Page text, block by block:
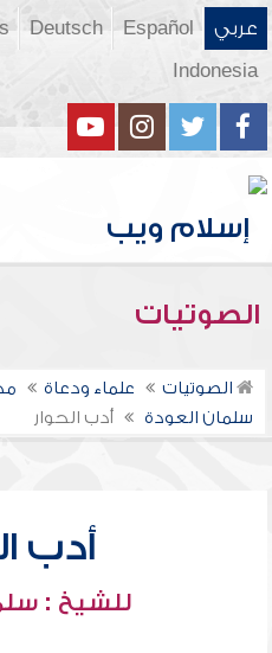
عربي Español
Deutsch
Indonesia
الصوتيات
الصوتيات علماء ودعاة
سلمان العودة
أدب الحوار
أدب
للشيخ :